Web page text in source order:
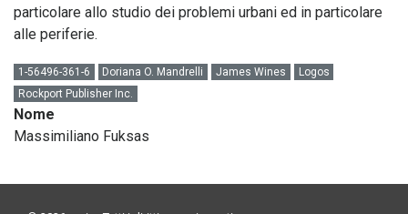
particolare allo studio dei problemi urbani ed in particolare
alle periferie.
1-56496-361-6 Doriana O. Mandrelli James Wines
Logos
Rockport Publisher Inc.
Nome
Massimiliano Fuksas